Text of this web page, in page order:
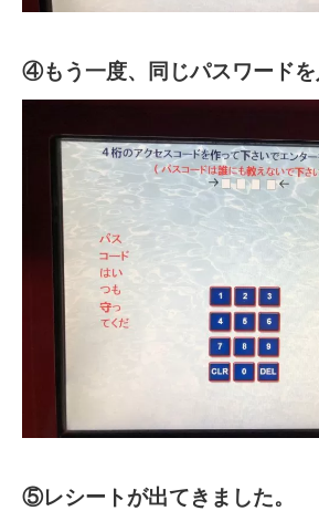
④もう一度、同じパスワード
⑤レシートが出てきました。